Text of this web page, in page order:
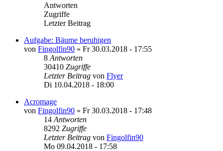
Antworten
Zugriffe
Letzter Beitrag
Aufgabe: Bäume beruhigen
von Fingolfin90 » Fr 30.03.2018 - 17:55
8 Antworten
30410 Zugriffe
Letzter Beitrag von Flyer
Di 10.04.2018 - 18:00
Acromage
von Fingolfin90 » Fr 30.03.2018 - 17:48
14 Antworten
8292 Zugriffe
Letzter Beitrag von Fingolfin90
Mo 09.04.2018 - 17:58